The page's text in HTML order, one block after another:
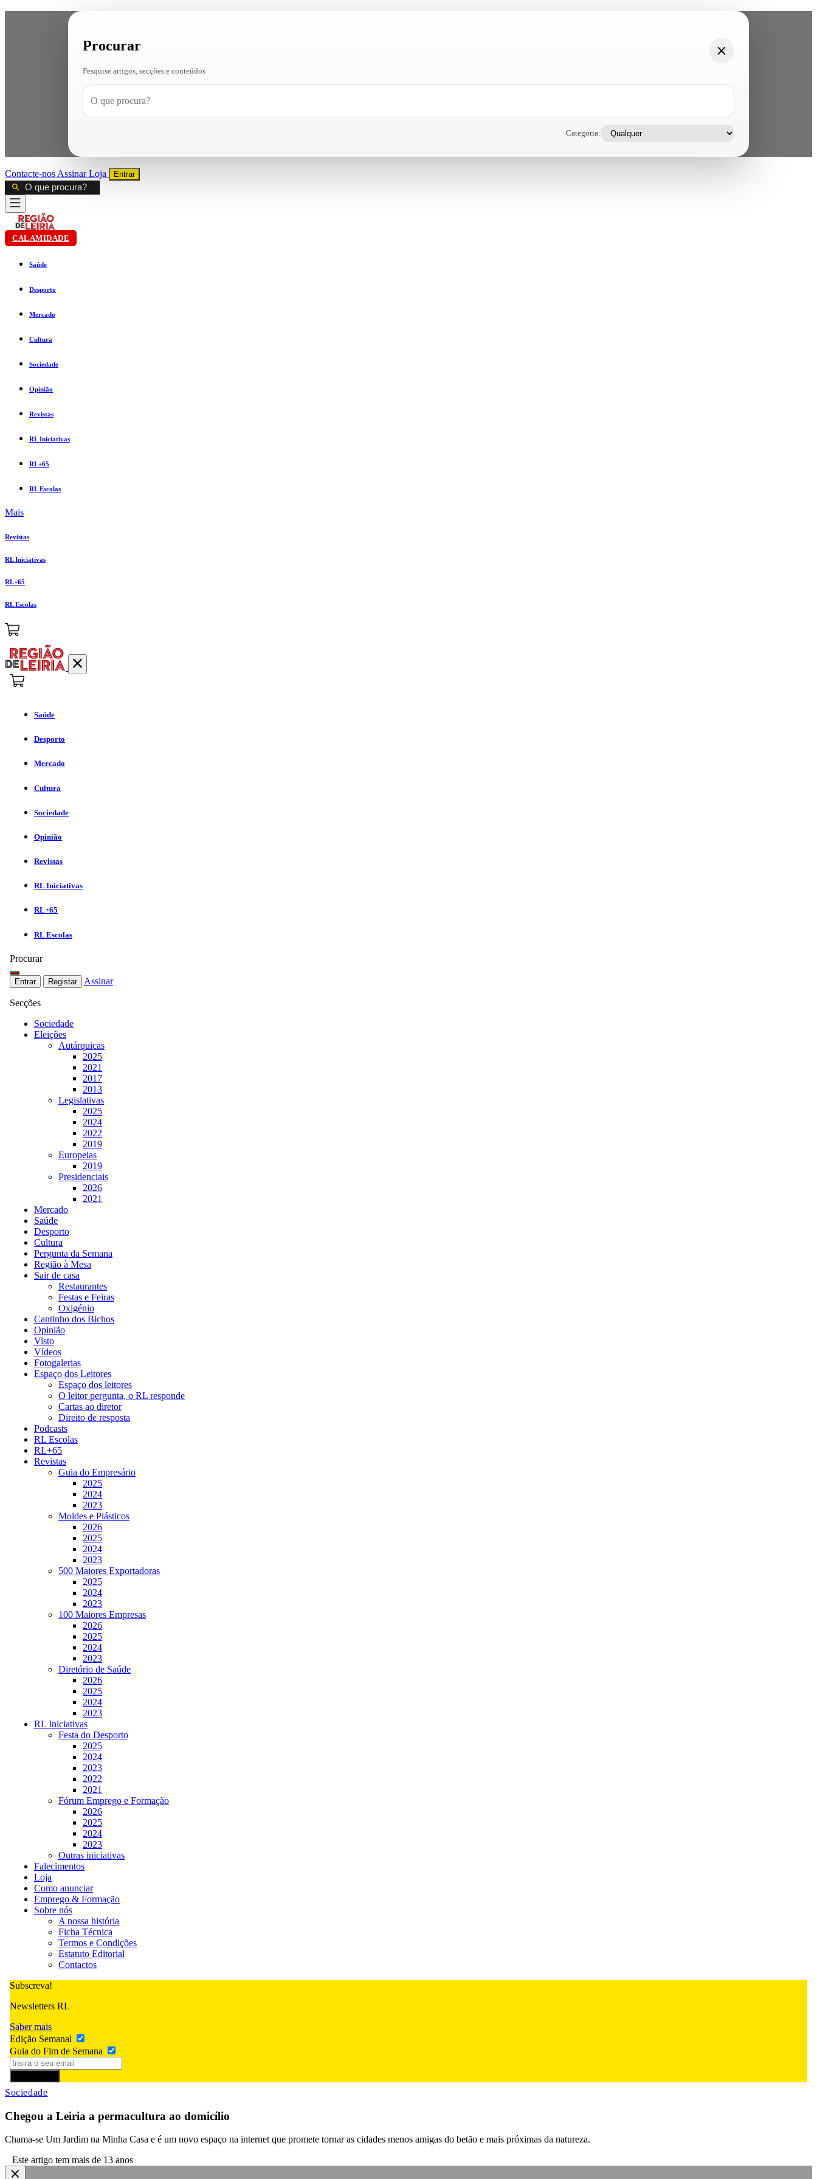
Procurar
Pesquise artigos, secções e conteúdos
Categoria:
Contacte-nos AssinarLoja Entrar
CALAMIDADE
Saúde
Desporto
Mercado
Cultura
Sociedade
Opinião
Revistas
RL Iniciativas
RL+65
RL Escolas
Mais
Revistas
RL Iniciativas
RL+65
RL Escolas
Saúde
Desporto
Mercado
Cultura
Sociedade
Opinião
Revistas
RL Iniciativas
RL+65
RL Escolas
Procurar
Entrar Registar Assinar
Secções
Sociedade
Eleições
Autárquicas
2025
2021
2017
2013
Legislativas
2025
2024
2022
2019
Europeias
2019
Presidenciais
2026
2021
Mercado
Saúde
Desporto
Cultura
Pergunta da Semana
Região à Mesa
Sair de casa
Restaurantes
Festas e Feiras
Oxigénio
Cantinho dos Bichos
Opinião
Visto
Vídeos
Fotogalerias
Espaço dos Leitores
Espaço dos leitores
O leitor pergunta, o RL responde
Cartas ao diretor
Direito de resposta
Podcasts
RL Escolas
RL+65
Revistas
Guia do Empresário
2025
2024
2023
Moldes e Plásticos
2026
2025
2024
2023
500 Maiores Exportadoras
2025
2024
2023
100 Maiores Empresas
2026
2025
2024
2023
Diretório de Saúde
2026
2025
2024
2023
RL Iniciativas
Festa do Desporto
2025
2024
2023
2022
2021
Fórum Emprego e Formação
2026
2025
2024
2023
Outras iniciativas
Falecimentos
Loja
Como anunciar
Emprego & Formação
Sobre nós
A nossa história
Ficha Técnica
Termos e Condições
Estatuto Editorial
Contactos
Subscreva!
Newsletters RL
Saber mais
Edição Semanal
Guia do Fim de Semana
Sociedade
Chegou a Leiria a permacultura ao domicílio
Chama-se Um Jardim na Minha Casa e é um novo espaço na internet que promete tornar as cidades menos amigas do betão e mais próximas da natureza.
Este artigo tem mais de 13 anos